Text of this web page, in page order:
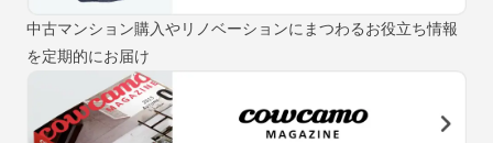
中古マンション購入やリノベーションにまつわるお役立ち情報
を定期的にお届け